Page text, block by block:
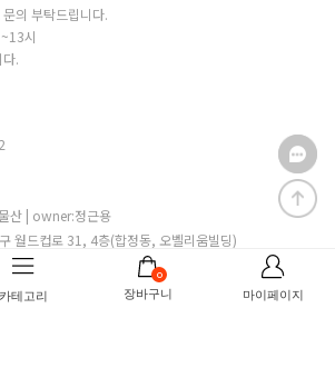
카테고리
0
장바구니 마이페이지
의 부탁드립니다.
시
.
산 | owner:정근용
월드컵로 31, 4층(합정동, 오벨리움빌딩)
문구청 제2002-00028호
29892 [사업자번호확인]